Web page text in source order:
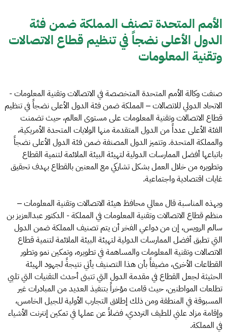
الأمم المتحدة تصنف المملكة ضمن فئة
الدول الأعلى نضجاً في تنظيم قطاع الاتصالات
وتقنية المعلومات
صنفت وكالة الأمم المتحدة المتخصصة في الاتصالات وتقنية المعلومات -
الاتحاد الدولي للاتصالات – المملكة ضمن فئة الدول الأعلى نضجاً في تنظيم
قطاع الاتصالات وتقنية المعلومات على مستوى العالم، حيث تضمنت
الفئة الأعلى عدداً من الدول المتقدمة منها الولايات المتحدة الأمريكية،
والمملكة المتحدة. وتتميز الدول المصنفة ضمن فئة الدول الأعلى نضجاً
باتباعها أفضل الممارسات الدولية لتهيئة البيئة الملائمة لتنمية القطاع
وتطويره من خلال العمل بشكل تشاركي مع المعنين بالقطاع بهدف تحقيق
غايات اقتصادية واجتماعية.
وبهذه المناسبة قال معالي محافظ هيئة الاتصالات وتقنية المعلومات –
منظم قطاع الاتصالات وتقنية المعلومات في المملكة - الدكتور عبدالعزيز بن
سالم الرويس، إن من دواعي الفخر أن يتم تصنيف المملكة ضمن الدول
التي تطبق أفضل الممارسات الدولية لتهيئة البيئة الملائمة لتنمية قطاع
الاتصالات وتقنية المعلومات والمساهمة في تطويره، وتمكين نمو وتطور
القطاعات الأخرى، مضيفاً بأن هذا التصنيف يأتي نتيجةً لجهود الهيئة
الحثيثة لجعل القطاع في مقدمة الدول التي تتبنى أحدث التقنيات التي تلبي
تطلعات المواطنين، حيث قامت مؤخراً بتنفيذ العديد من المبادرات غير
المسبوقة في المنطقة ومن ذلك إطلاق التجارب الأولية للجيل الخامس،
وإقامة مزاد علني للطيف الترددي، فضلاً عن عملها في تمكين إنترنت الأشياء
في المملكة.